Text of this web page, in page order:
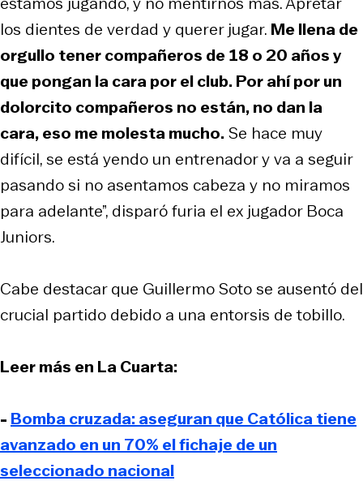
los dientes de verdad y querer jugar. Me llena de
orgullo tener compañeros de 18 o 20 años y
que pongan la cara por el club. Por ahí por un
dolorcito compañeros no están, no dan la
cara, eso me molesta mucho.Se hace muy
difícil, se está yendo un entrenador y va a seguir
pasando si no asentamos cabeza y no miramos
para adelante”, disparó furia el ex jugador Boca
Juniors.
Cabe destacar que Guillermo Soto se ausentó del
crucial partido debido a una entorsis de tobillo.
Leer más en La Cuarta:
- Bomba cruzada: aseguran que Católica tiene
avanzado en un 70% el fichaje de un
seleccionado nacional